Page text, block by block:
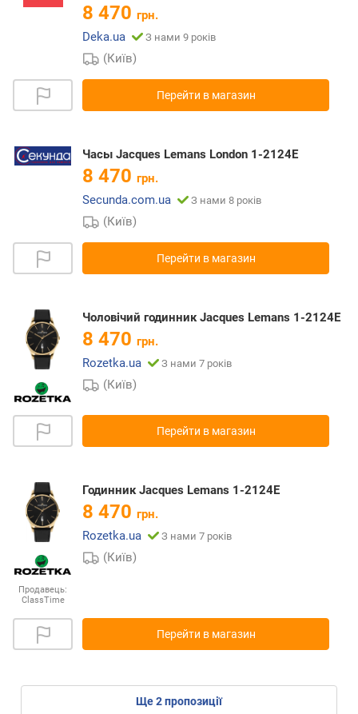
8 470 грн.
Deka.ua
З нами 9 років
(Київ)
Перейти в магазин
Часы Jacques Lemans London 1-2124E
8 470 грн.
Secunda.com.ua
З нами 8 років
(Київ)
Перейти в магазин
Чоловічий годинник Jacques Lemans 1-2124E
8 470 грн.
Rozetka.ua
З нами 7 років
(Київ)
Перейти в магазин
Продавець:
ClassTime
Годинник Jacques Lemans 1-2124E
8 470 грн.
Rozetka.ua
З нами 7 років
(Київ)
Перейти в магазин
ще2пропозиції